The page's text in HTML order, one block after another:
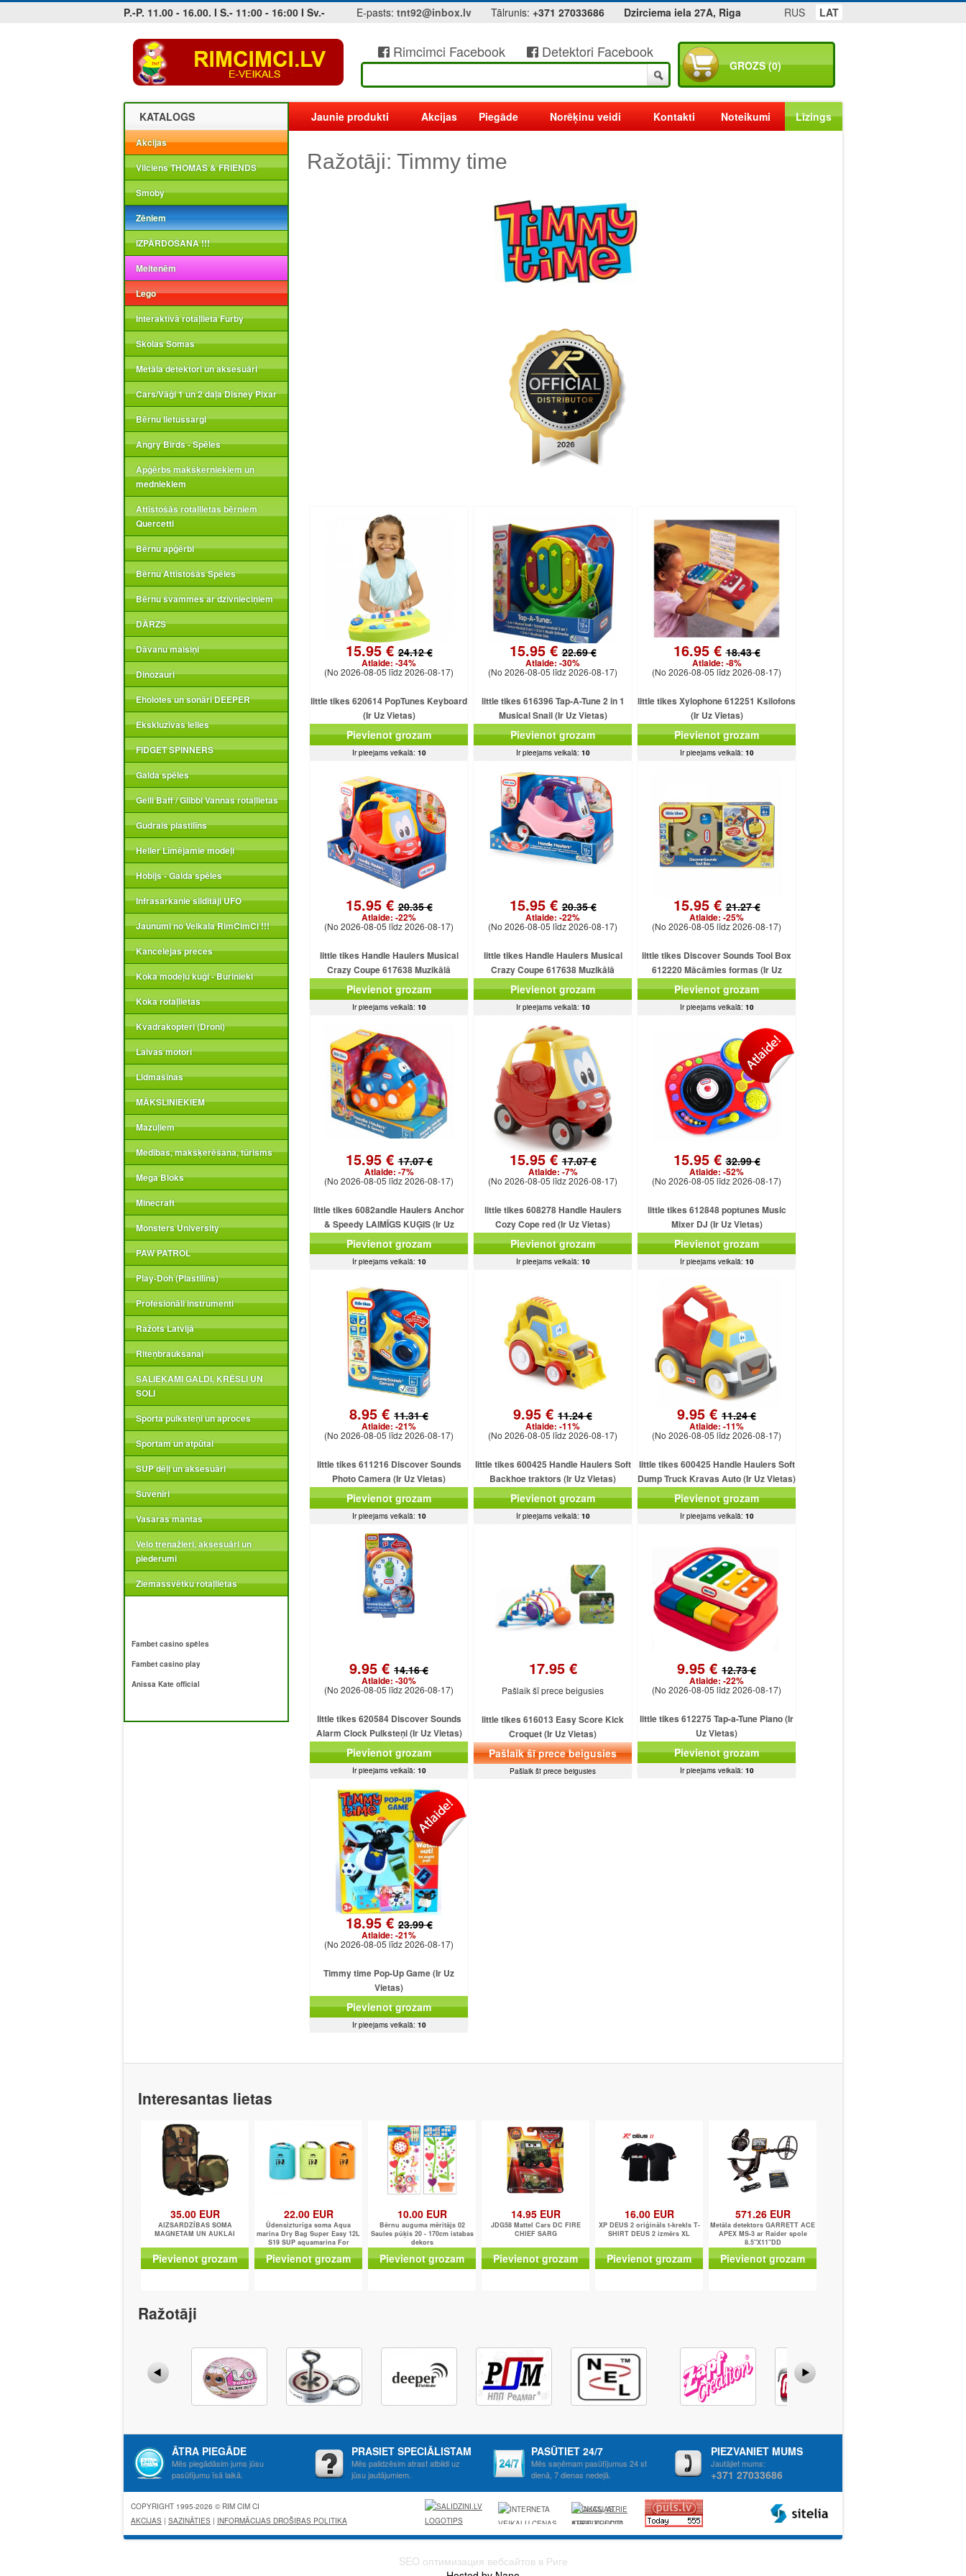
P.-P. 11.00 - 16.00. I S.- 11:00 - 16:00 I Sv.- E-pasts: tnt92@inbox.lv Tālrunis: +371 27033686 Dzirciema iela 27A, Riga LAT
RUS
Jobs at sea and maritime vacancies Rimcimci Facebook Detektori Facebook
GROZS (0)
KATALOGS
Akcijas
Vilciens THOMAS & FRIENDS
Smoby
Zēniem
IZPĀRDOŠANA !!!
Meitenēm
Lego
Interaktīvā rotaļlieta Furby
Skolas Somas
Metāla detektori un aksesuāri
Cars/Vāģi 1 un 2 daļa Disney Pixar
Bērnu lietussargi
Angry Birds - Spēles
Apģērbs makšķerniekiem un
medniekiem
Attīstošās rotaļlietas bērniem
Quercetti
Bērnu apģērbi
Bērnu Attīstošās Spēles
Bērnu švammes ar dzīvnieciņiem
DĀRZS
Dāvanu maisiņi
Dinozauri
Eholotes un sonāri DEEPER
Ekskluzīvas lelles
FIDGET SPINNERS
Galda spēles
Gelli Baff / Glibbi Vannas rotaļlietas
Gudrais plastilīns
Heller Līmējamie modeļi
Hobijs - Galda spēles
Infrasarkanie sildītāji UFO
Jaunumi no Veikala RimCimCi !!!
Kancelejas preces
Koka modeļu kuģi - Burinieki
Koka rotaļlietas
Kvadrakopteri (Droni)
Laivas motori
Lidmašīnas
MĀKSLINIEKIEM
Mazuļiem
Medības, makšķerēšana, tūrisms
Mega Bloks
Minecraft
Monsters University
PAW PATROL
Play-Doh (Plastilīns)
Profesionāli instrumenti
Ražots Latvijā
Riteņbraukšanai
SALIEKAMI GALDI, KRĒSLI UN
SOLI
Sporta pulksteņi un aproces
Sportam un atpūtai
SUP dēļi un aksesuāri
Suvenīri
Vasaras mantas
Velo trenažieri, aksesuāri un
piederumi
Ziemassvētku rotaļlietas
Fambet casino spēles
Fambet casino play
Anissa Kate official
Jaunie produkti Akcijas Piegāde Norēķinu veidi Kontakti Noteikumi Līzings
Ražotāji: Timmy time
15.95 €24.12 €
Atlaide: -34%
(No 2026-08-05 līdz 2026-08-17)
little tikes 620614 PopTunes Keyboard
(Ir Uz Vietas)
Pievienot grozam
Ir pieejams veikalā: 10
15.95 €22.69 €
Atlaide: -30%
(No 2026-08-05 līdz 2026-08-17)
little tikes 616396 Tap-A-Tune 2 in 1
Musical Snail (Ir Uz Vietas)
Pievienot grozam
Ir pieejams veikalā: 10
16.95 €18.43 €
Atlaide: -8%
(No 2026-08-05 līdz 2026-08-17)
little tikes Xylophone 612251 Ksilofons
(Ir Uz Vietas)
Pievienot grozam
Ir pieejams veikalā: 10
15.95 €20.35 €
Atlaide: -22%
(No 2026-08-05 līdz 2026-08-17)
little tikes Handle Haulers Musical
Crazy Coupe 617638 Muzikālā
mašīnīte (Ir Uz Vietas)
Pievienot grozam
Ir pieejams veikalā: 10
15.95 €20.35 €
Atlaide: -22%
(No 2026-08-05 līdz 2026-08-17)
little tikes Handle Haulers Musical
Crazy Coupe 617638 Muzikālā
mašīnīte Rozā krāsa (Ir Uz Vietas)
Pievienot grozam
Ir pieejams veikalā: 10
15.95 €21.27 €
Atlaide: -25%
(No 2026-08-05 līdz 2026-08-17)
little tikes Discover Sounds Tool Box
612220 Mācāmies formas (Ir Uz
Vietas)
Pievienot grozam
Ir pieejams veikalā: 10
15.95 €17.07 €
Atlaide: -7%
(No 2026-08-05 līdz 2026-08-17)
little tikes 6082andle Haulers Anchor
& Speedy LAIMĪGS KUĢIS (Ir Uz
Vietas)
Pievienot grozam
Ir pieejams veikalā: 10
15.95 €17.07 €
Atlaide: -7%
(No 2026-08-05 līdz 2026-08-17)
little tikes 608278 Handle Haulers
Cozy Cope red (Ir Uz Vietas)
Pievienot grozam
Ir pieejams veikalā: 10
15.95 €32.99 €
Atlaide: -52%
(No 2026-08-05 līdz 2026-08-17)
little tikes 612848 poptunes Music
Mixer DJ (Ir Uz Vietas)
Pievienot grozam
Ir pieejams veikalā: 10
8.95 € 11.31 €
Atlaide: -21%
(No 2026-08-05 līdz 2026-08-17)
little tikes 611216 Discover Sounds
Photo Camera (Ir Uz Vietas)
Pievienot grozam
Ir pieejams veikalā: 10
9.95 € 11.24 €
Atlaide: -11%
(No 2026-08-05 līdz 2026-08-17)
little tikes 600425 Handle Haulers Soft
Backhoe traktors (Ir Uz Vietas)
Pievienot grozam
Ir pieejams veikalā: 10
9.95 € 11.24 €
Atlaide: -11%
(No 2026-08-05 līdz 2026-08-17)
little tikes 600425 Handle Haulers Soft
Dump Truck Kravas Auto (Ir Uz Vietas)
Pievienot grozam
Ir pieejams veikalā: 10
9.95 € 14.16 €
Atlaide: -30%
(No 2026-08-05 līdz 2026-08-17)
little tikes 620584 Discover Sounds
Alarm Clock Pulksteņi (Ir Uz Vietas)
Pievienot grozam
Ir pieejams veikalā: 10
17.95 €
Pašlaik šī prece beigusies
little tikes 616013 Easy Score Kick
Croquet (Ir Uz Vietas)
Pašlaik šī prece beigusies
Pašlaik šī prece beigusies
9.95 € 12.73 €
Atlaide: -22%
(No 2026-08-05 līdz 2026-08-17)
little tikes 612275 Tap-a-Tune Piano (Ir
Uz Vietas)
Pievienot grozam
Ir pieejams veikalā: 10
18.95 €23.99 €
Atlaide: -21%
(No 2026-08-05 līdz 2026-08-17)
Timmy time Pop-Up Game (Ir Uz
Vietas)
Pievienot grozam
Ir pieejams veikalā: 10
Interesantas lietas
35.00 EUR
AIZSARDZĪBAS SOMA
MAGNETAM UN AUKLAI
Pievienot grozam
22.00 EUR
Ūdensizturīga soma Aqua
marina Dry Bag Super Easy 12L
S19 SUP aquamarina For
Breeze/Vapor/Fusion/Bea
Pievienot grozam
10.00 EUR
Bērnu auguma mērītājs 02
Saules pūķis 20 - 170cm istabas
dekors
Pievienot grozam
14.95 EUR
JDG58 Mattel Cars DC FIRE
CHIEF SARG
Pievienot grozam
16.00 EUR
XP DEUS 2 oriģināls t-krekls T-
SHIRT DEUS 2 izmērs XL
Pievienot grozam
571.26 EUR
Metāla detektors GARRETT ACE
APEX MS-3 ar Raider spole
8.5"X11"DD
Pievienot grozam
Ražotāji
ĀTRA PIEGĀDE
Mēs piegādāsim jums jūsu
pasūtījumu īsā laikā.
PRASIET SPECIĀLISTAM
Mēs palidzēsim atrast atbildi uz
jūsu jautājumiem.
PASŪTIET 24/7
Mēs saņēmam pasūtījumus 24 st
dienā, 7 dienas nedeļā.
PIEZVANIET MUMS
Jautājiet mums:
+371 27033686
COPYRIGHT 1995-2026 © RIM CIM CI
AKCIJAS | SAZINĀTIES | INFORMĀCIJAS DROŠIBAS POLITIKA
AKCIJAS, ATRIE
KREDITI, OCTA,
KASKO,
SEO оптимизация вебсайтов в Риге